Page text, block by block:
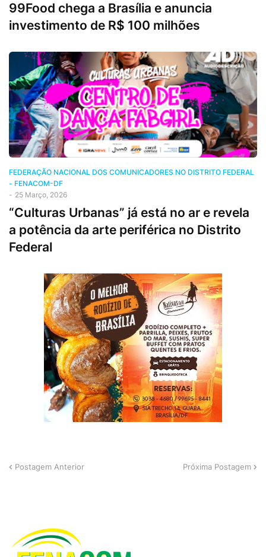
99Food chega a Brasília e anuncia
investimento de R$ 100 milhões
FEDERAÇÃO NACIONAL DOS COMUNICADORES NO DISTRITO FEDERAL
- FENACOM-DF
- 25 Março, 2026
“Culturas Urbanas” já está no ar e revela
a potência da arte periférica no Distrito
Federal
Postagem Anterior Próxima Postagem